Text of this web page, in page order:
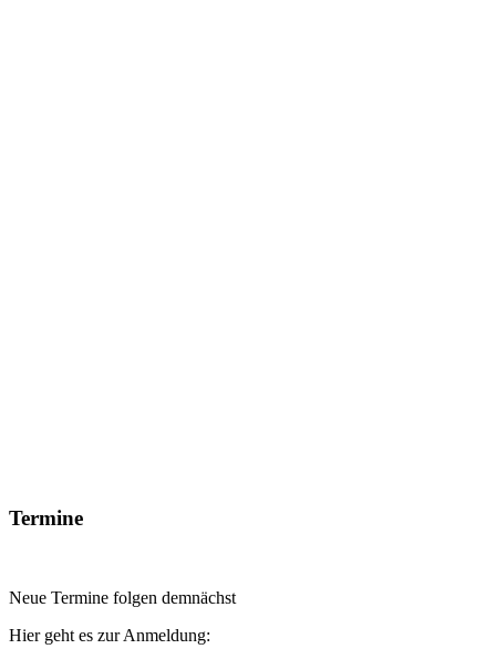
Termine
Neue Termine folgen demnächst
Hier geht es zur Anmeldung: